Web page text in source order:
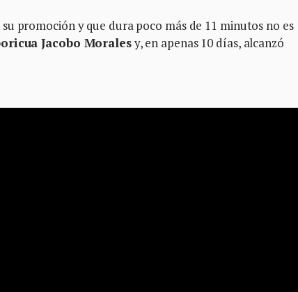
promoción y que dura poco más de 11 minutos no es
Jacobo Moralesy, en apenas 10 días, alcanzó